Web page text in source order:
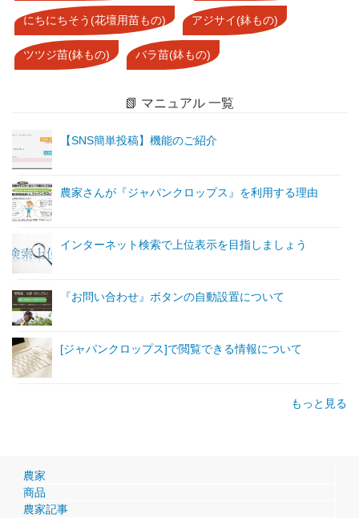
にちにちそう(花壇用苗もの) アジサイ(鉢もの)
ツツジ苗(鉢もの) バラ苗(鉢もの)
📗 マニュアル 一覧
【SNS簡単投稿】機能のご紹介
農家さんが『ジャパンクロップス』を利用する理由
インターネット検索で上位表示を目指しましょう
『お問い合わせ』ボタンの自動設置について
[ジャパンクロップス]で閲覧できる情報について
もっと見る
農家
商品
農家記事